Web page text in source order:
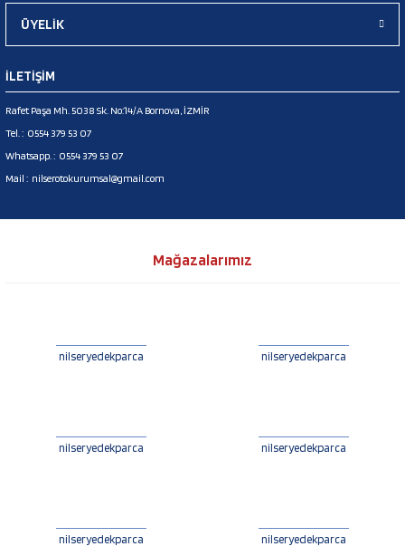
ÜYELİK
İLETİŞİM
Rafet Paşa Mh. 5038 Sk. No:14/A Bornova, İZMİR
Tel. : 0554 379 53 07
Whatsapp. : 0554 379 53 07
Mail : nilserotokurumsal@gmail.com
Mağazalarımız
nilseryedekparca nilseryedekparca
nilseryedekparca nilseryedekparca
nilseryedekparca nilseryedekparca